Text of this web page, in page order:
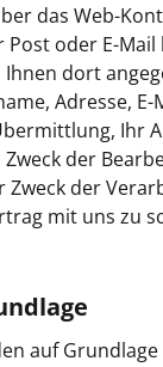
das Web-
oder E-
dort
Adresse, E-
Ihr
der
Zweck der
mit uns zu
auf Grundlage